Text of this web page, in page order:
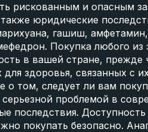
рискованным и опасным
юридические
гашиш,
Покупка любого из
в вашей стране, прежде
здоровья, связанных с
том, следует ли вам
проблемой в
последствия.
покупать безопасно.